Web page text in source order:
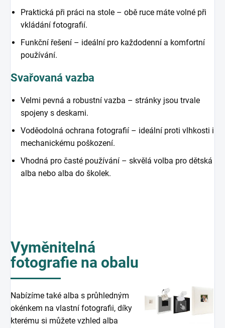
Praktická při práci na stole – obě ruce máte volné při
vkládání fotografií.
Funkční řešení – ideální pro každodenní a komfortní
používání.
Svařovaná vazba
Velmi pevná a robustní vazba – stránky jsou trvale
spojeny s deskami.
Voděodolná ochrana fotografií – ideální proti vlhkosti i
mechanickému poškození.
Vhodná pro časté používání – skvělá volba pro dětská
alba nebo alba do školek.
Vyměnitelná
fotografie na obalu
Nabízíme také alba s průhledným
okénkem na vlastní fotografii, díky
kterému si můžete vzhled alba